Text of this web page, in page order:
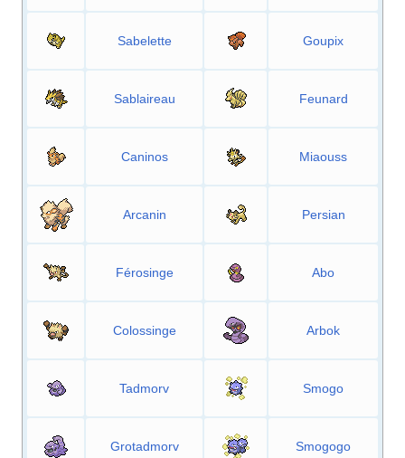
Sabelette Goupix
Sablaireau Feunard
Caninos Miaouss
Arcanin Persian
Férosinge Abo
Colossinge Arbok
Tadmorv Smogo
Grotadmorv Smogogo